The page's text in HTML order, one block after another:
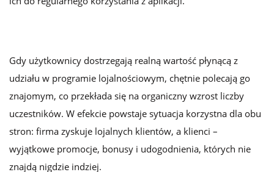
Gdy użytkownicy dostrzegają realną wartość płynącą z
udziału w programie lojalnościowym, chętnie polecają go
znajomym, co przekłada się na organiczny wzrost liczby
uczestników. W efekcie powstaje sytuacja korzystna dla obu
stron: firma zyskuje lojalnych klientów, a klienci –
wyjątkowe promocje, bonusy i udogodnienia, których nie
znajdą nigdzie indziej.